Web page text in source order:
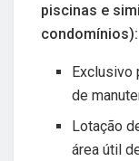
piscinas e
condomínios):
Exclusivo
de
Lotação
área útil